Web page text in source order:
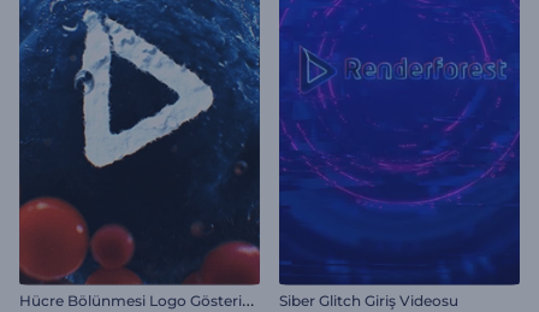
H
ücre Bölünmesi Logo Gösterimi Siber Glitch Giriş Videosu